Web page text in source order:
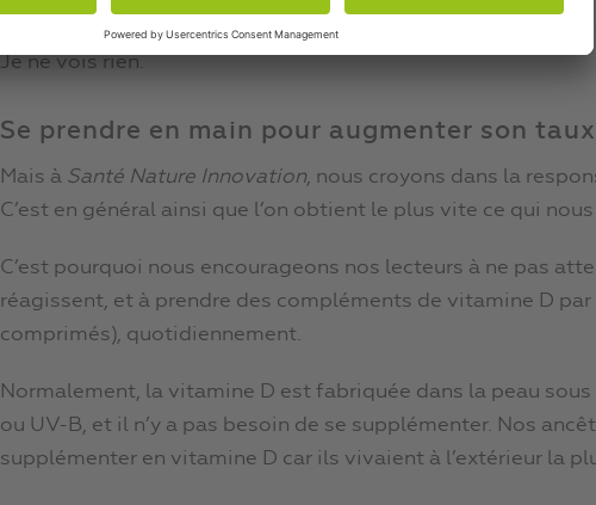
Je ne vois rien.
Se prendre en main pour augmenter son
Mais à Santé Nature Innovation, nous croyons dans la
C’est en général ainsi que l’on obtient le plus vite ce qui
C’est pourquoi nous encourageons nos lecteurs à ne pas
réagissent, et à prendre des compléments de vitamine D
comprimés), quotidiennement.
Normalement, la vitamine D est fabriquée dans la peau
ou UV-B, et il n’y a pas besoin de se supplémenter. Nos
supplémenter en vitamine D car ils vivaient à l’extérieur la